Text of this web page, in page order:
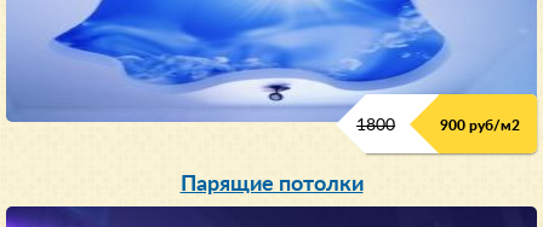
1800 900 руб/м2
Парящие потолки